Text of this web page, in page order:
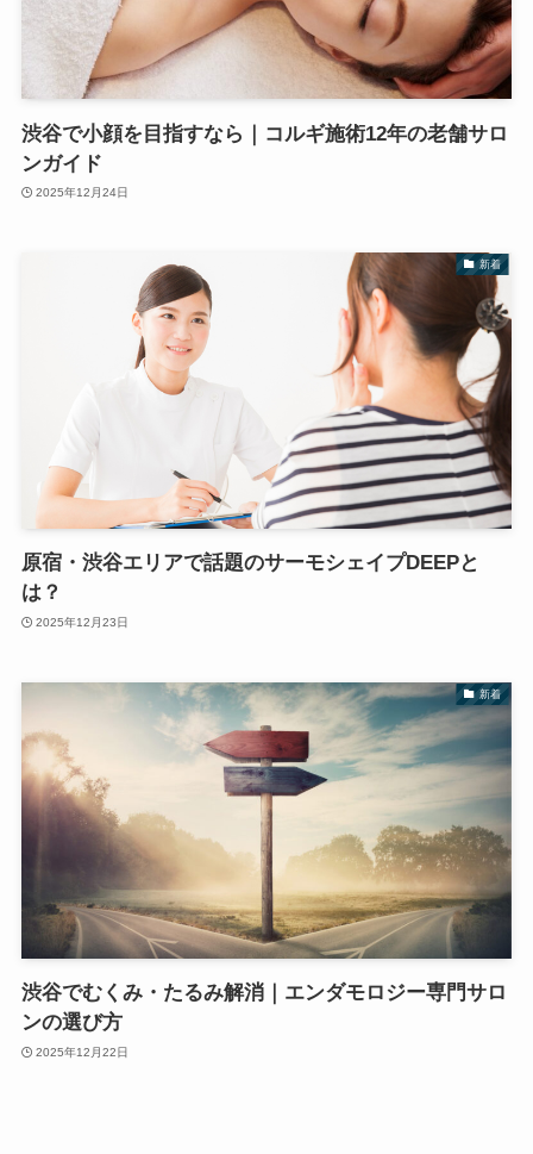
渋谷で小顔を目指すなら｜コルギ施術12年の老舗サロ
ンガイド
2025年12月24日
新着
原宿・渋谷エリアで話題のサーモシェイプDEEPと
は？
2025年12月23日
新着
渋谷でむくみ・たるみ解消｜エンダモロジー専門サロ
ンの選び方
2025年12月22日